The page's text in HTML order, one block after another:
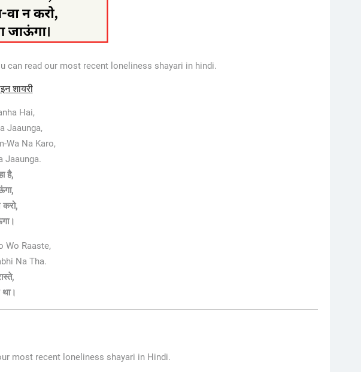
can read our most recent loneliness shayari in hindi.
शायरी
Hai,
Jaaunga,
Wa Na Karo,
Jaaunga.
है,
करो,
Wo Raaste,
Na Tha.
most recent loneliness shayari in Hindi.